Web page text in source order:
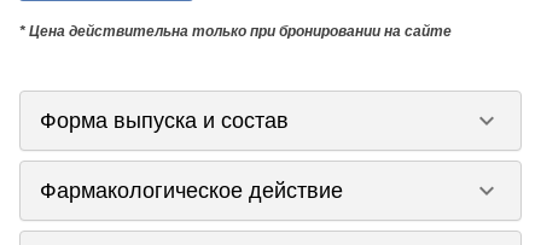
* Цена действительна только при бронировании на сайте
Форма выпуска и состав keyboard_arrow_down
Фармакологическое действие keyboard_arrow_down